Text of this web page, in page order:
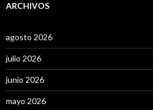
ARCHIVOS
agosto 2026
julio 2026
junio 2026
mayo 2026